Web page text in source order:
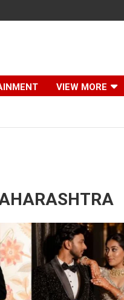
VIEW MORE